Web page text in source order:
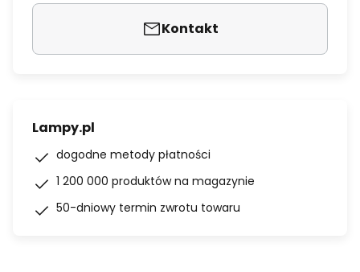
Kontakt
Lampy.pl
dogodne metody płatności
1 200 000 produktów na magazynie
50-dniowy termin zwrotu towaru